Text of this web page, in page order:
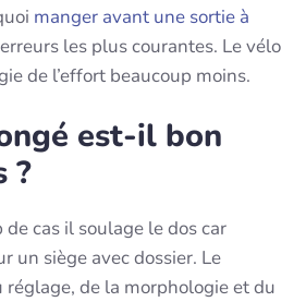
manger avant une sortie à
les plus courantes. Le vélo
de l’effort beaucoup moins.
est-il bon
?
cas il soulage le dos car
un siège avec dossier. Le
réglage, de la morphologie et du